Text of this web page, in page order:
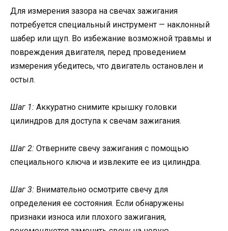
Для измерения зазора на свечах зажигания
потребуется специальный инструмент — наклонный
шабер или щуп. Во избежание возможной травмы и
повреждения двигателя, перед проведением
измерения убедитесь, что двигатель остановлен и
остыл.
Шаг 1: Аккуратно снимите крышку головки
цилиндров для доступа к свечам зажигания.
Шаг 2: Отверните свечу зажигания с помощью
специального ключа и извлеките ее из цилиндра.
Шаг 3: Внимательно осмотрите свечу для
определения ее состояния. Если обнаружены
признаки износа или плохого зажигания,